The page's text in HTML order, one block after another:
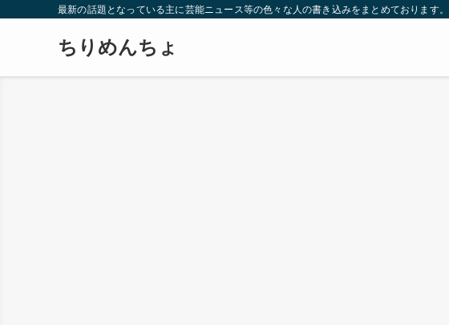
最新の話題となっている主に芸能ニュース等の色々な人の書き込みをまとめております
ちりめんちょ